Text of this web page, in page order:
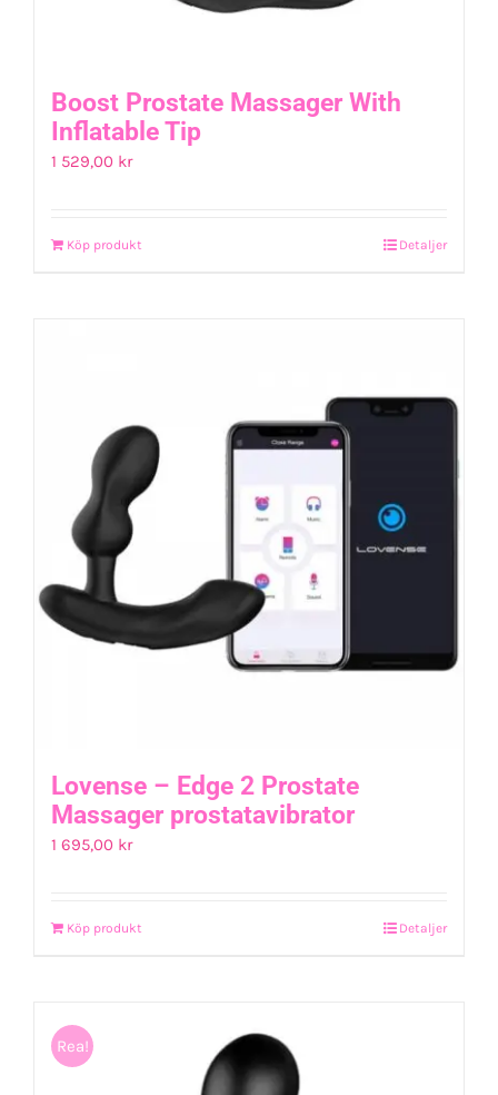
Boost Prostate Massager With
Inflatable Tip
1 529,00 kr
Köp produkt Detaljer
Lovense – Edge 2 Prostate
Massager prostatavibrator
1 695,00 kr
Köp produkt Detaljer
Rea!